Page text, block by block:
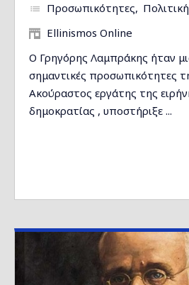
Προσωπικότητες
Πολιτική
Ellinismos Online
Ο Γρηγόρης Λαμπράκης ήταν
σημαντικές προσωπικότητες
Ακούραστος εργάτης της
δημοκρατίας , υποστήριξε ...